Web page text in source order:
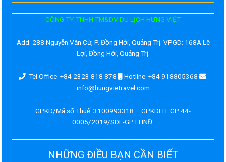
CÔNG TY TNHH TM&DV DU LỊCH HƯNG VIỆT
Add: 288 Nguyễn Văn Cừ, P. Đồng Hới, Quảng Trị. VPGD: 168A Lê
Lợi, Đồng Hới, Quảng Trị.
Tel Office: +84 2323 818 878
Hotline: +84 918805368
info@hungvietravel.com
GPKD/Mã số Thuế: 3100993318 – GPKDLH: GP:44-
0005/2019/SDL-GP LHNĐ.
NHỮNG ĐIỀU BẠN CẦN BIẾT